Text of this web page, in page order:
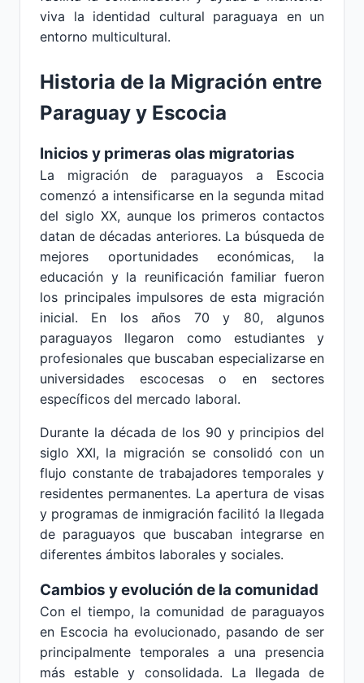
viva la identidad cultural paraguaya en un
entorno multicultural.
Historia de la Migración entre
Paraguay y Escocia
Inicios y primeras olas migratorias
La migración de paraguayos a Escocia
comenzó a intensificarse en la segunda mitad
del siglo XX, aunque los primeros contactos
datan de décadas anteriores. La búsqueda de
mejores oportunidades económicas, la
educación y la reunificación familiar fueron
los principales impulsores de esta migración
inicial. En los años 70 y 80, algunos
paraguayos llegaron como estudiantes y
profesionales que buscaban especializarse en
universidades escocesas o en sectores
específicos del mercado laboral.
Durante la década de los 90 y principios del
siglo XXI, la migración se consolidó con un
flujo constante de trabajadores temporales y
residentes permanentes. La apertura de visas
y programas de inmigración facilitó la llegada
de paraguayos que buscaban integrarse en
diferentes ámbitos laborales y sociales.
Cambios y evolución de la comunidad
Con el tiempo, la comunidad de paraguayos
en Escocia ha evolucionado, pasando de ser
principalmente temporales a una presencia
más estable y consolidada. La llegada de